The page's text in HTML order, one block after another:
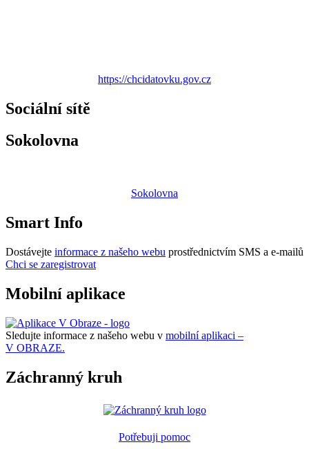
https://chcidatovku.gov.cz
Sociální sítě
Sokolovna
Sokolovna
Smart Info
Dostávejte informace z našeho webu prostřednictvím SMS a e-mailů
Chci se zaregistrovat
Mobilní aplikace
Sledujte informace z našeho webu v mobilní aplikaci –
V OBRAZE.
Záchranný kruh
Potřebuji pomoc